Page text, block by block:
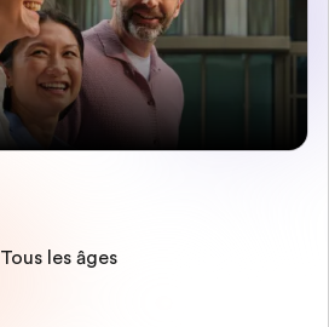
Tous les âges